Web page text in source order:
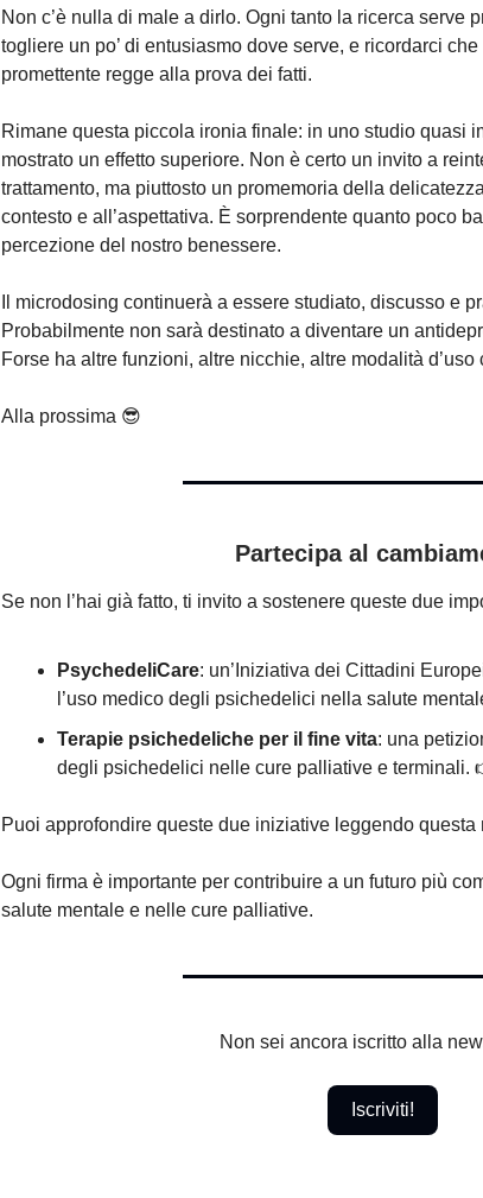
Non c’è nulla di male a dirlo. Ogni tanto la ricerca serve
togliere un po’ di entusiasmo dove serve, e ricordarci
promettente regge alla prova dei fatti.
Rimane questa piccola ironia finale: in uno studio quasi
mostrato un effetto superiore. Non è certo un invito a
trattamento, ma piuttosto un promemoria della
contesto e all’aspettativa. È sorprendente quanto poco
percezione del nostro benessere.
Il microdosing continuerà a essere studiato, discusso e
Probabilmente non sarà destinato a diventare un
Forse ha altre funzioni, altre nicchie, altre modalità
Alla prossima 😎
Partecipa al
Se non l’hai già fatto, ti invito a sostenere queste due
PsychedeliCare: un’Iniziativa dei Cittadini
l’uso medico degli psichedelici nella salute
Terapie psichedeliche per il fine vita: una
degli psichedelici nelle cure palliative e terminali.
Puoi approfondire queste due iniziative leggendo questa
Ogni firma è importante per contribuire a un futuro più
salute mentale e nelle cure palliative.
Non sei ancora iscritto alla
Iscriviti!